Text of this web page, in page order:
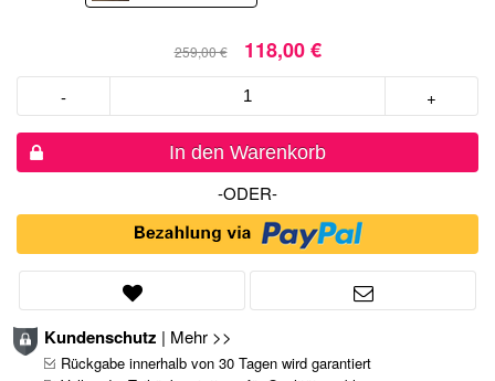
259,00 € 118,00 €
- +
In den Warenkorb
-ODER-
Kundenschutz | Mehr >>
Rückgabe innerhalb von 30 Tagen wird garantiert